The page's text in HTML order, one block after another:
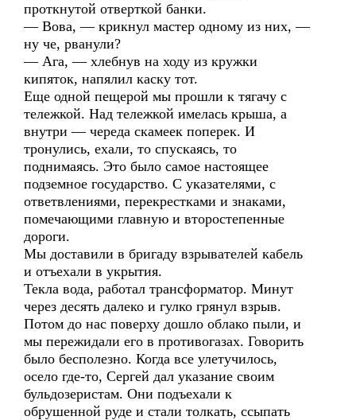
проткнутой отверткой банки.
— Вова, — крикнул мастер одному из них, —
ну че, рванули?
— Ага, — хлебнув на ходу из кружки
кипяток, напялил каску тот.
Еще одной пещерой мы прошли к тягачу с
тележкой. Над тележкой имелась крыша, а
внутри — череда скамеек поперек. И
тронулись, ехали, то спускаясь, то
поднимаясь. Это было самое настоящее
подземное государство. С указателями, с
ответвлениями, перекрестками и знаками,
помечающими главную и второстепенные
дороги.
Мы доставили в бригаду взрывателей кабель
и отъехали в укрытия.
Текла вода, работал трансформатор. Минут
через десять далеко и гулко грянул взрыв.
Потом до нас поверху дошло облако пыли, и
мы пережидали его в противогазах. Говорить
было бесполезно. Когда все улетучилось,
осело где-то, Сергей дал указание своим
бульдозеристам. Они подъехали к
обрушенной руде и стали толкать, ссыпать